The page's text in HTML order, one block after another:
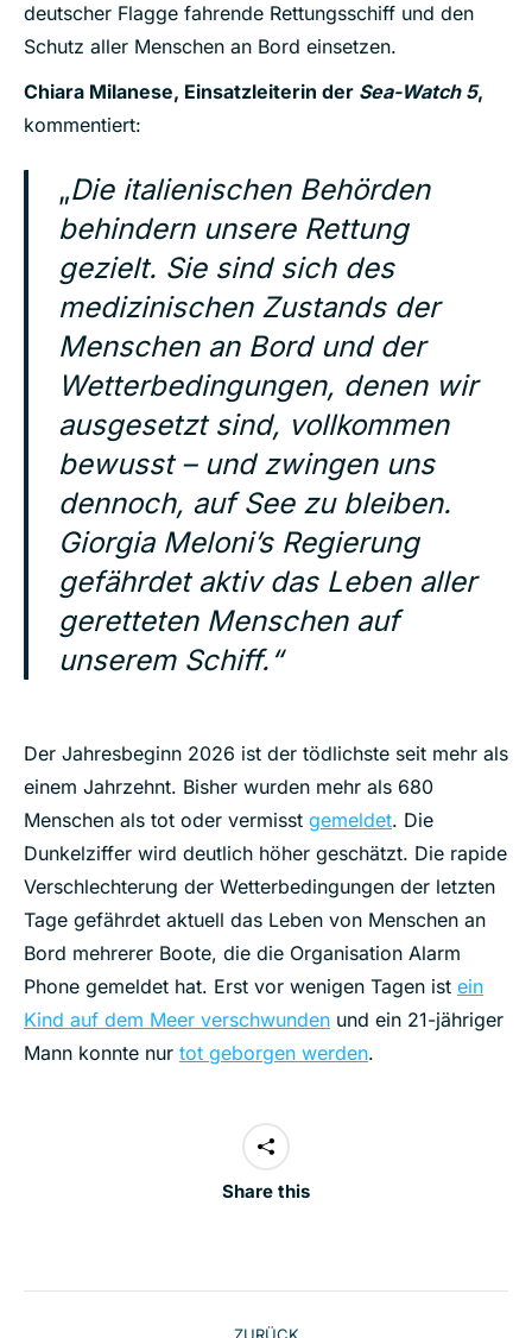
deutscher Flagge fahrende Rettungsschiff und den
Schutz aller Menschen an Bord einsetzen.
Chiara Milanese, Einsatzleiterin der Sea-Watch 5,
kommentiert:
„Die italienischen Behörden
behindern unsere Rettung
gezielt. Sie sind sich des
medizinischen Zustands der
Menschen an Bord und der
Wetterbedingungen, denen wir
ausgesetzt sind, vollkommen
bewusst – und zwingen uns
dennoch, auf See zu bleiben.
Giorgia Meloni’s Regierung
gefährdet aktiv das Leben aller
geretteten Menschen auf
unserem Schiff.“
Der Jahresbeginn 2026 ist der tödlichste seit mehr als
einem Jahrzehnt. Bisher wurden mehr als 680
Menschen als tot oder vermisst gemeldet. Die
Dunkelziffer wird deutlich höher geschätzt. Die rapide
Verschlechterung der Wetterbedingungen der letzten
Tage gefährdet aktuell das Leben von Menschen an
Bord mehrerer Boote, die die Organisation Alarm
Phone gemeldet hat. Erst vor wenigen Tagen ist ein
Kind auf dem Meer verschwunden und ein 21-jähriger
Mann konnte nur tot geborgen werden.
Share this